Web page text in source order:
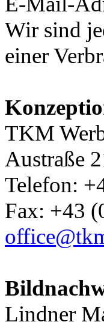
Wir sind
einer
TKM
Austraße
Telefon:
Fax: +43
Lindner